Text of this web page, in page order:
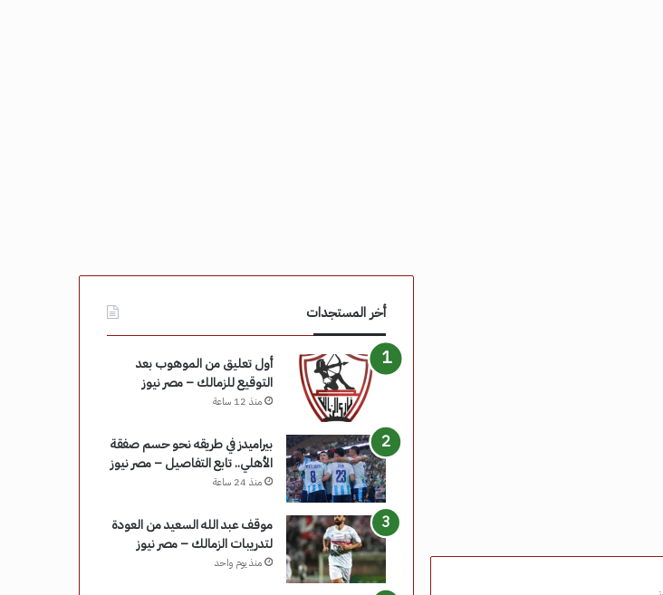
أخر المستجدات
أول تعليق من الموهوب بعد
التوقيع للزمالك – مصر نيوز
منذ 12 ساعة
بيراميدز في طريقه نحو حسم صفقة
الأهلي.. تابع التفاصيل – مصر نيوز
منذ 24 ساعة
موقف عبد الله السعيد من العودة
لتدريبات الزمالك – مصر نيوز
منذ يوم واحد